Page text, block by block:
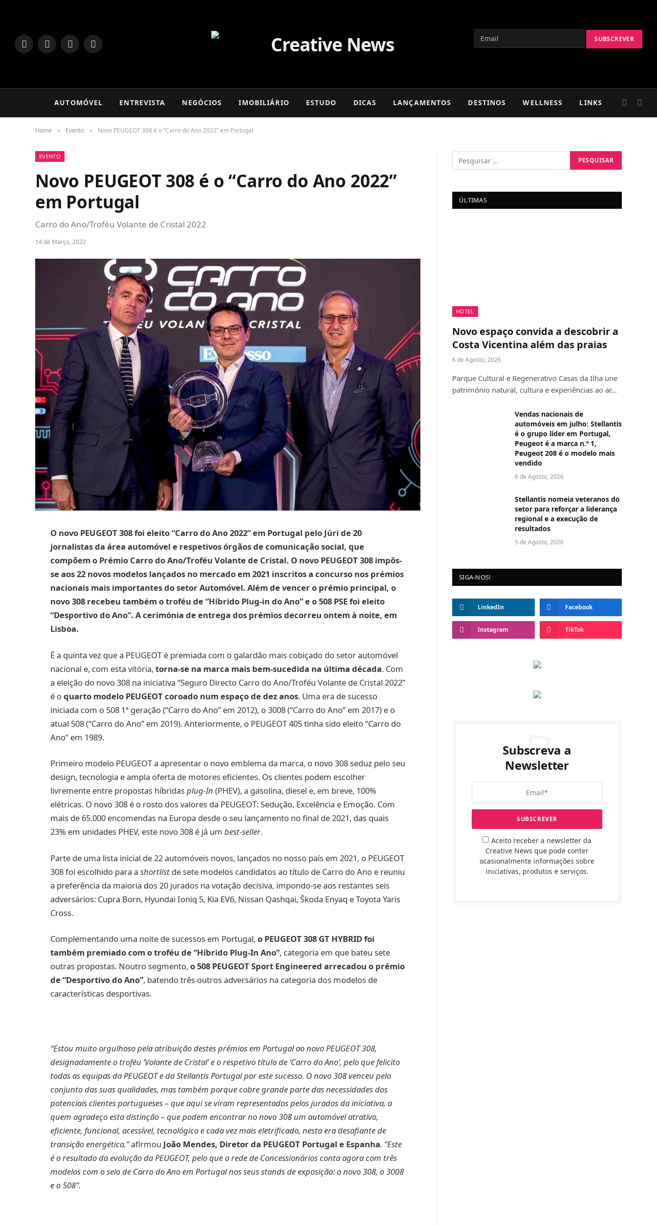
LinkedInFacebookInstagram
TikTok
AUTOMÓVEL ENTREVISTA NEGÓCIOS IMOBILIÁRIO ESTUDO DICAS LANÇAMENTOS DESTINOS WELLNESS LINKS
Home » Evento » Novo PEUGEOT 308 é o “Carro do Ano 2022” em Portugal
EVENTO
Novo PEUGEOT 308 é o “Carro do Ano 2022”
em Portugal
Carro do Ano/Troféu Volante de Cristal 2022
14 de Março, 2022
O novo PEUGEOT 308 foi eleito “Carro do Ano 2022” em Portugal pelo Júri de 20
jornalistas da área automóvel e respetivos órgãos de comunicação social, que
compõem o Prémio Carro do Ano/Troféu Volante de Cristal. O novo PEUGEOT 308 impôs-
se aos 22 novos modelos lançados no mercado em 2021 inscritos a concurso nos prémios
nacionais mais importantes do setor Automóvel. Além de vencer o prémio principal, o
novo 308 recebeu também o troféu de “Híbrido Plug-in do Ano” e o 508 PSE foi eleito
“Desportivo do Ano”. A cerimónia de entrega dos prémios decorreu ontem à noite, em
Lisboa.
É a quinta vez que a PEUGEOT é premiada com o galardão mais cobiçado do setor automóvel
nacional e, com esta vitória, torna-se na marca mais bem-sucedida na última década. Com
a eleição do novo 308 na iniciativa “Seguro Directo Carro do Ano/Troféu Volante de Cristal 2022”
é oquarto modelo PEUGEOT coroado num espaço de dez anos. Uma era de sucesso
iniciada com o 508 1ª geração (“Carro do Ano” em 2012), o 3008 (“Carro do Ano” em 2017) e o
atual 508 (“Carro do Ano” em 2019). Anteriormente, o PEUGEOT 405 tinha sido eleito “Carro do
Ano” em 1989.
Primeiro modelo PEUGEOT a apresentar o novo emblema da marca, o novo 308 seduz pelo seu
design, tecnologia e ampla oferta de motores eficientes. Os clientes podem escolher
livremente entre propostas híbridasplug-In (PHEV), a gasolina, diesel e, em breve, 100%
elétricas. O novo 308 é o rosto dos valores da PEUGEOT: Sedução, Excelência e Emoção. Com
mais de 65.000 encomendas na Europa desde o seu lançamento no final de 2021, das quais
23% em unidades PHEV, este novo 308 é já um best-seller.
Parte de uma lista inicial de 22 automóveis novos, lançados no nosso país em 2021, o PEUGEOT
308 foi escolhido para a shortlist de sete modelos candidatos ao título de Carro do Ano e reuniu
a preferência da maioria dos 20 jurados na votação decisiva, impondo-se aos restantes seis
adversários: Cupra Born, Hyundai Ioniq 5, Kia EV6, Nissan Qashqai, Škoda Enyaq e Toyota Yaris
Cross.
Complementando uma noite de sucessos em Portugal, o PEUGEOT 308 GT HYBRID foi
também premiado com o troféu de “Híbrido Plug-In Ano”, categoria em que bateu sete
outras propostas. Noutro segmento, o 508 PEUGEOT Sport Engineered arrecadou o prémio
de “Desportivo do Ano”, batendo três outros adversários na categoria dos modelos de
características desportivas.
“Estou muito orgulhoso pela atribuição destes prémios em Portugal ao novo PEUGEOT 308,
designadamente o troféu ‘Volante de Cristal’ e o respetivo título de ‘Carro do Ano’, pelo que felicito
todas as equipas da PEUGEOT e da Stellantis Portugal por este sucesso. O novo 308 venceu pelo
conjunto das suas qualidades, mas também porque cobre grande parte das necessidades dos
potenciais clientes portugueses – que aqui se viram representados pelos jurados da iniciativa, a
quem agradeço esta distinção – que podem encontrar no novo 308 um automóvel atrativo,
eficiente, funcional, acessível, tecnológico e cada vez mais eletrificado, nesta era desafiante de
transição energética.”afirmou João Mendes, Diretor da PEUGEOT Portugal e Espanha. ”Este
é o resultado da evolução da PEUGEOT, pelo que a rede de Concessionários conta agora com três
modelos com o selo de Carro do Ano em Portugal nos seus stands de exposição: o novo 308, o 3008
e o 508”.
ÚLTIMAS
HOTEL
Novo espaço convida a descobrir a
Costa Vicentina além das praias
6 de Agosto, 2026
Parque Cultural e Regenerativo Casas da Ilha une
património natural, cultura e experiências ao ar…
Vendas nacionais de
automóveis em julho: Stellantis
é o grupo líder em Portugal,
Peugeot é a marca n.º 1,
Peugeot 208 é o modelo mais
vendido
6 de Agosto, 2026
Stellantis nomeia veteranos do
setor para reforçar a liderança
regional e a execução de
resultados
5 de Agosto, 2026
SIGA-NOS!
LinkedIn Facebook
Instagram TikTok
Subscreva a
Newsletter
Aceito receber a newsletter da
Creative News que pode conter
ocasionalmente informações sobre
iniciativas, produtos e serviços.